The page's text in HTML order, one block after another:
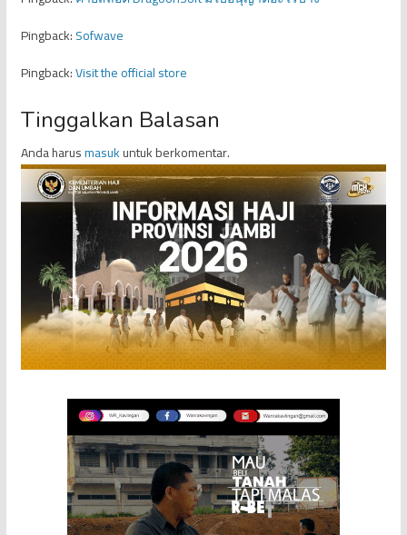
Pingback:Sofwave
Pingback:Visit the official store
Tinggalkan Balasan
Anda harusmasukuntuk berkomentar.